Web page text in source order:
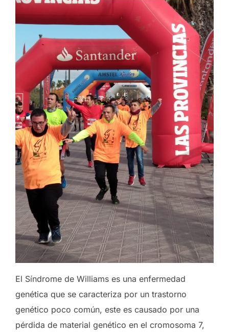
El Síndrome de Williams es una enfermedad
genética que se caracteriza por un trastorno
genético poco común, este es causado por una
pérdida de material genético en el cromosoma 7,